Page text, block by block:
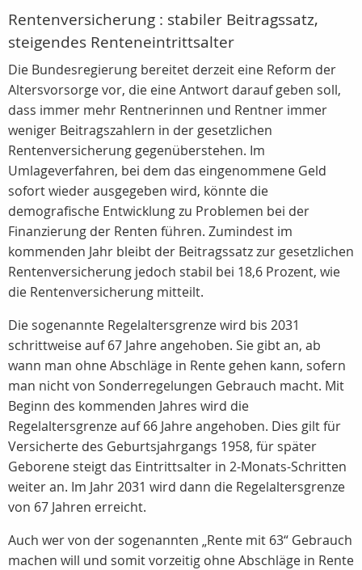
Rentenversicherung : stabiler Beitragssatz,
steigendes Renteneintrittsalter
Die Bundesregierung bereitet derzeit eine Reform der
Altersvorsorge vor, die eine Antwort darauf geben soll,
dass immer mehr Rentnerinnen und Rentner immer
weniger Beitragszahlern in der gesetzlichen
Rentenversicherung gegenüberstehen. Im
Umlageverfahren, bei dem das eingenommene Geld
sofort wieder ausgegeben wird, könnte die
demografische Entwicklung zu Problemen bei der
Finanzierung der Renten führen. Zumindest im
kommenden Jahr bleibt der Beitragssatz zur gesetzlichen
Rentenversicherung jedoch stabil bei 18,6 Prozent, wie
die Rentenversicherung mitteilt.
Die sogenannte Regelaltersgrenze wird bis 2031
schrittweise auf 67 Jahre angehoben. Sie gibt an, ab
wann man ohne Abschläge in Rente gehen kann, sofern
man nicht von Sonderregelungen Gebrauch macht. Mit
Beginn des kommenden Jahres wird die
Regelaltersgrenze auf 66 Jahre angehoben. Dies gilt für
Versicherte des Geburtsjahrgangs 1958, für später
Geborene steigt das Eintrittsalter in 2-Monats-Schritten
weiter an. Im Jahr 2031 wird dann die Regelaltersgrenze
von 67 Jahren erreicht.
Auch wer von der sogenannten „Rente mit 63“ Gebrauch
machen will und somit vorzeitig ohne Abschläge in Rente